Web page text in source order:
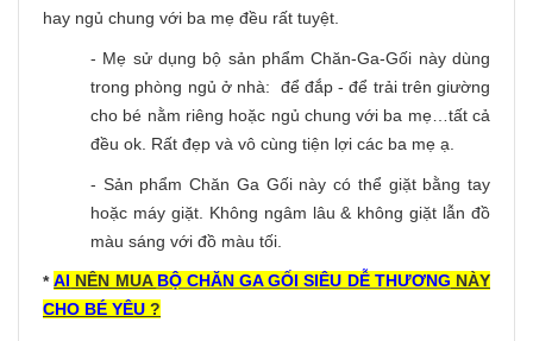
hay ngủ chung với ba mẹ đều rất tuyệt.
- Mẹ sử dụng bộ sản phẩm Chăn-Ga-Gối này dùng
trong phòng ngủ ở nhà: để đắp - để trải trên giường
cho bé nằm riêng hoặc ngủ chung với ba mẹ…tất cả
đều ok. Rất đẹp và vô cùng tiện lợi các ba mẹ ạ.
- Sản phẩm Chăn Ga Gối này có thể giặt bằng tay
hoặc máy giặt. Không ngâm lâu & không giặt lẫn đồ
màu sáng với đồ màu tối.
*AI NÊN MUA BỘ CHĂN GA GỐI SIÊU DỄ THƯƠNG NÀY
CHO BÉ YÊU ?